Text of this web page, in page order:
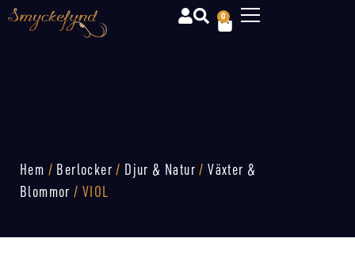
0
Hem / Berlocker / Djur & Natur /Växter &
Blommor / VIOL